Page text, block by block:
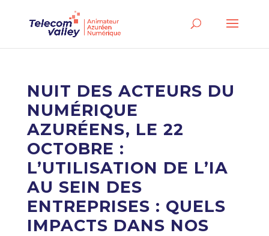
NUIT DES ACTEURS DU
NUMÉRIQUE
AZURÉENS, LE 22
OCTOBRE :
L’UTILISATION DE L’IA
AU SEIN DES
ENTREPRISES : QUELS
IMPACTS DANS NOS